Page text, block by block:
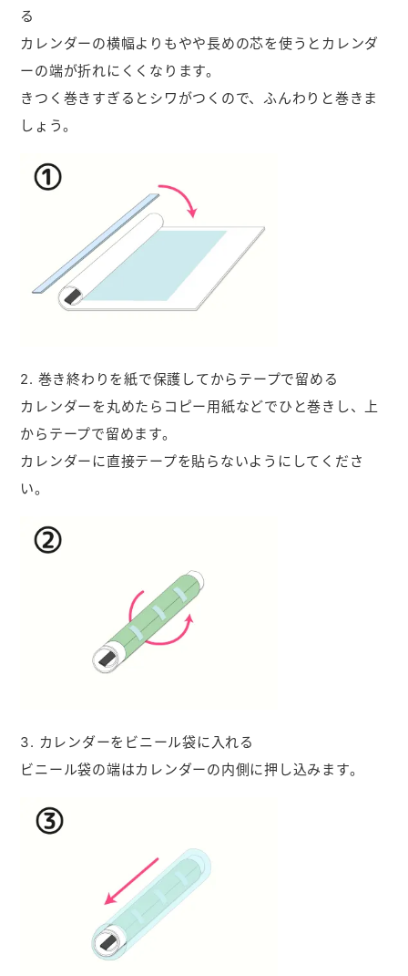
る
カレンダーの横幅よりもやや長めの芯を使うとカレンダ
ーの端が折れにくくなります。
きつく巻きすぎるとシワがつくので、ふんわりと巻きま
しょう。
2. 巻き終わりを紙で保護してからテープで留める
カレンダーを丸めたらコピー用紙などでひと巻きし、上
からテープで留めます。
カレンダーに直接テープを貼らないようにしてくださ
い。
3. カレンダーをビニール袋に入れる
ビニール袋の端はカレンダーの内側に押し込みます。